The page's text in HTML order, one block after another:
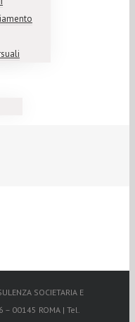
SOCIETARIA E
– 00145 ROMA | Tel.